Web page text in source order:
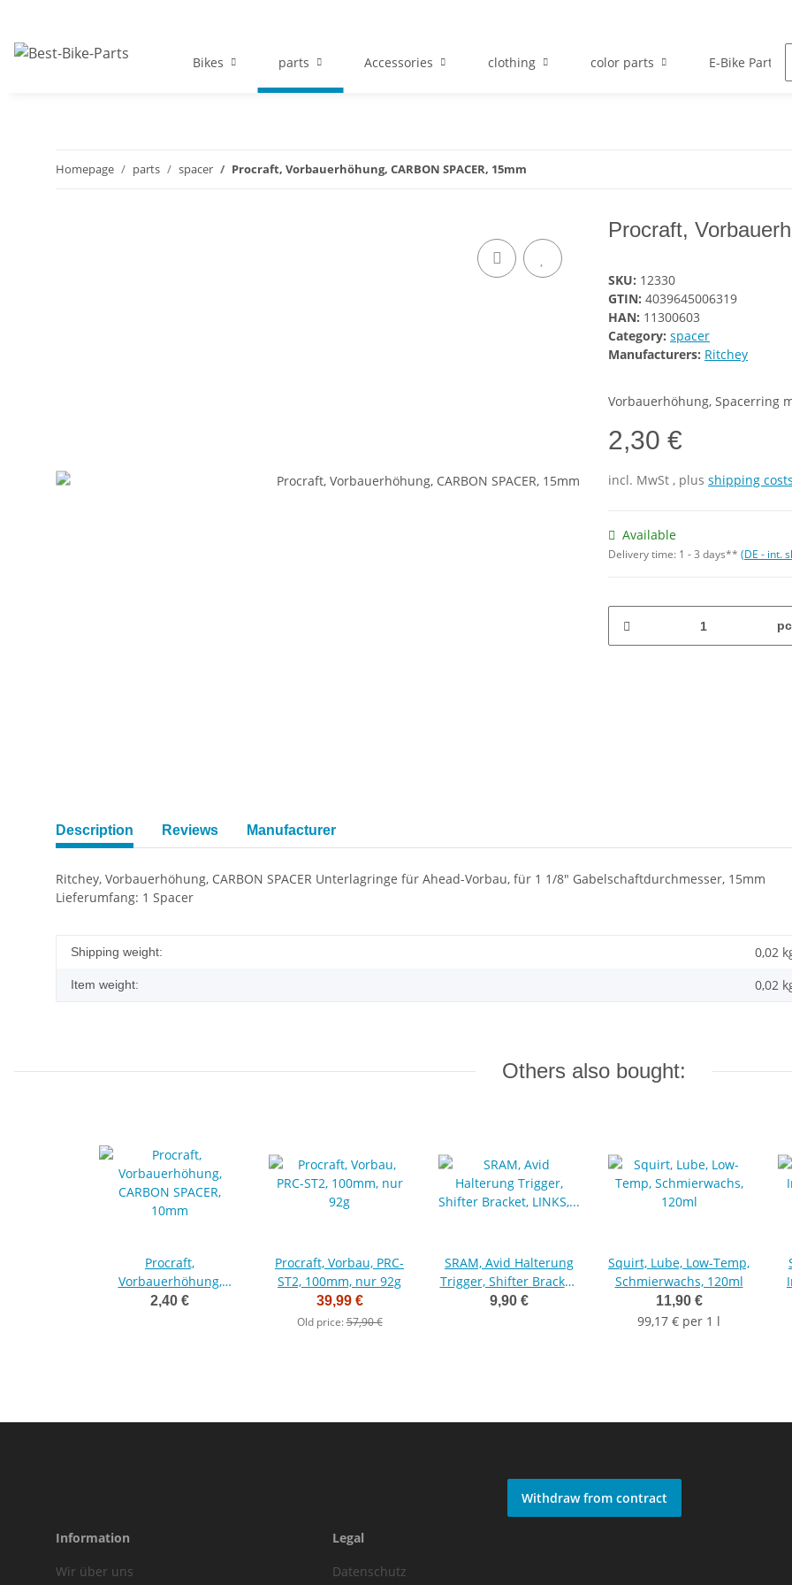
Bikes parts Accessories clothing color parts E-Bike Parts
Homepage parts spacer Procraft, Vorbauerhöhung, CARBON SPACER, 15mm
Procraft,
SKU: 12330
GTIN: 4039645006319
HAN: 11300603
Category: spacer
Manufacturers: Ritchey
Vorbauerhöhung, Spacerring
2,30 €
incl. MwSt , plus shipping
Available
Delivery time: 1 - 3 days** (DE - int.
Description Reviews Manufacturer
Ritchey, Vorbauerhöhung, CARBON SPACER Unterlagringe für Ahead-Vorbau, für 1 1/8" Gabelschaftdurchmesser, 15mm
Lieferumfang: 1 Spacer
Shipping weight: 0,02
Item weight: 0,02
Others also bought:
Procraft,
Vorbauerhöhung,
CARBON SPACER,
2,40 €
Procraft, Vorbau, PRC-
ST2, 100mm, nur 92g
39,99 €
Old price:57,90 €
SRAM, Avid Halterung
Trigger, Shifter Bracket,
LINKS, für Sram Trigger
9,90 €
Squirt, Lube, Low-Temp,
Schmierwachs, 120ml
11,90 €
99,17 € per 1 l
Withdraw from contract
Information
Wir über uns
Legal
Datenschutz